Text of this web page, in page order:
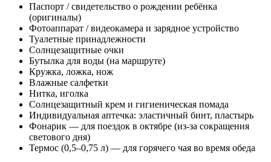
Паспорт / свидетельство о рождении ребёнка
(оригиналы)
Фотоаппарат / видеокамера и зарядное устройство
Туалетные принадлежности
Солнцезащитные очки
Бутылка для воды (на маршруте)
Кружка, ложка, нож
Влажные салфетки
Нитка, иголка
Солнцезащитный крем и гигиеническая помада
Индивидуальная аптечка: эластичный бинт, пластырь
Фонарик — для поездок в октябре (из-за сокращения
светового дня)
Термос (0,5–0,75 л) — для горячего чая во время обеда